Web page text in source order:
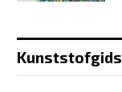
Kunststofgids